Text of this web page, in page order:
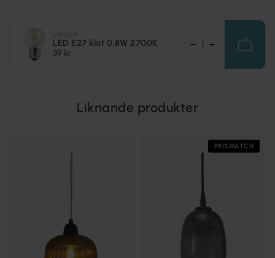
LED E27 klot 0,8W 2700K
39 kr
Liknande produkter
PRISMATCH